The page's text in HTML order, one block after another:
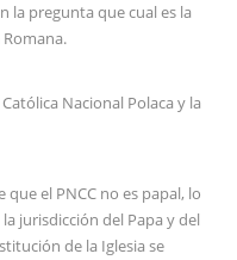
la pregunta que cual es la
Nacional Polaca y la
que el PNCC no es papal, lo
jurisdicción del Papa y del
de la Iglesia se